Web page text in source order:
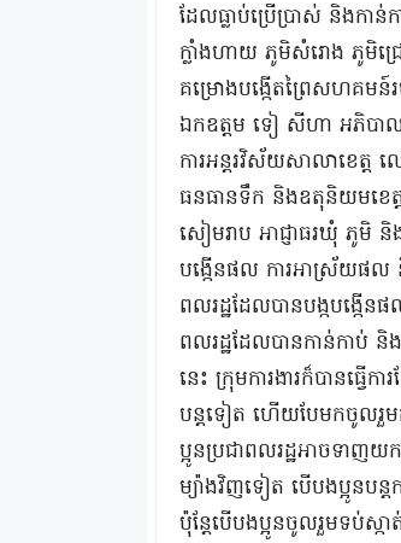
ដែលធ្លាប់ប្រេីប្រាស់​ និងកា
ក្លាំងហាយ​ ភូមិសំរោង​ ភូមិជ្
គម្រោងបង្កេីតព្រៃសហគម
ឯកឧត្តម​ ទៀ​ សីហា​ អភិបា
ការអន្តរវិស័យសាលាខេត្ត​
ធនធានទឹក​ និងឧតុនិយមខេត្ត​
សៀមរាប​ អាជ្ញាធរឃុំ​ ភូមិ​ និ
បង្កេីនផល​ ការអាស្រ័យផល​ និ
ពលរដ្ឋដែលបានបង្កបង្កើន
ពលរដ្ឋដែលបានកាន់កាប់​
នេះ​ ក្រុមការងារក៏បានធ្វ
បន្តទៀត ហើយបែមកចូលរួម
ប្អូនប្រជាពលរដ្ឋអាចទា
ម្យ៉ាងវិញទៀត បើបងប្អូនប
ប៉ុន្តែបើបងប្អូនចូលរួមទប់ស្